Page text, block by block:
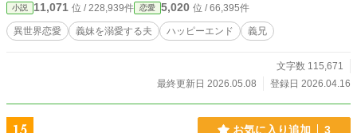
小説 11,071 位 / 228,939件 恋愛 5,020 位 / 66,395件
異世界恋愛 義妹を溺愛する夫 ハッピーエンド 義兄
文字数 115,671
最終更新日 2026.05.08
登録日 2026.04.16
お気に入り追加 3